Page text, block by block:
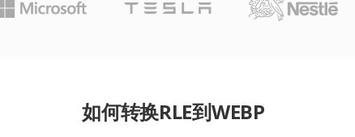
如何转换RLE到WEBP